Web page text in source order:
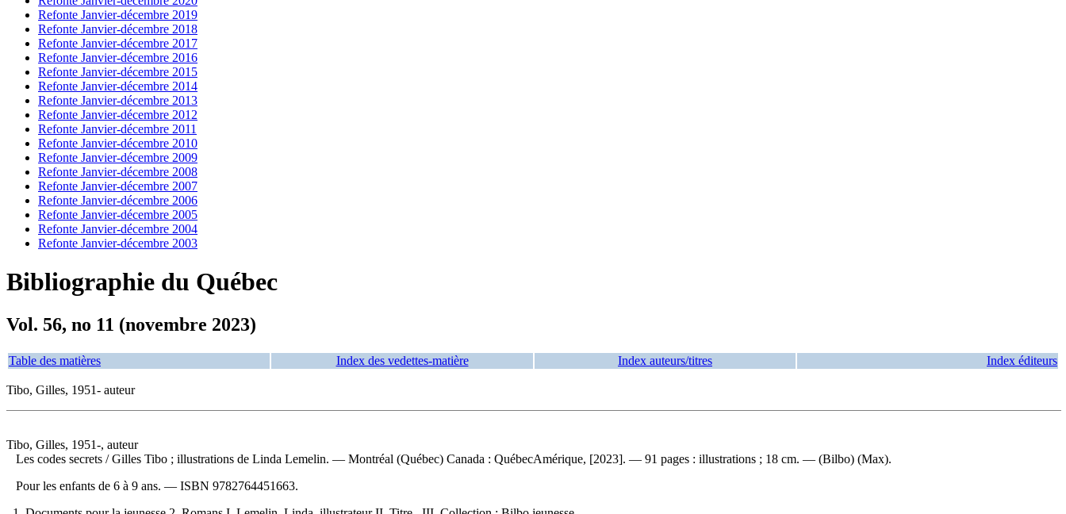
Refonte Janvier-décembre 2019
Refonte Janvier-décembre 2018
Refonte Janvier-décembre 2017
Refonte Janvier-décembre 2016
Refonte Janvier-décembre 2015
Refonte Janvier-décembre 2014
Refonte Janvier-décembre 2013
Refonte Janvier-décembre 2012
Refonte Janvier-décembre 2011
Refonte Janvier-décembre 2010
Refonte Janvier-décembre 2009
Refonte Janvier-décembre 2008
Refonte Janvier-décembre 2007
Refonte Janvier-décembre 2006
Refonte Janvier-décembre 2005
Refonte Janvier-décembre 2004
Refonte Janvier-décembre 2003
Bibliographie du Québec
Vol. 56, no 11 (novembre 2023)
Table des matières Index des vedettes-matière Index auteurs/titres Index éditeurs
Tibo, Gilles, 1951- auteur
Tibo, Gilles, 1951-, auteur
Les codes secrets / Gilles Tibo ; illustrations de Linda Lemelin. — Montréal (Québec) Canada : QuébecAmérique, [2023]. — 91 pages : illustrations ; 18 cm. — (Bilbo) (Max).
Pour les enfants de 6 à 9 ans. — ISBN 9782764451663.